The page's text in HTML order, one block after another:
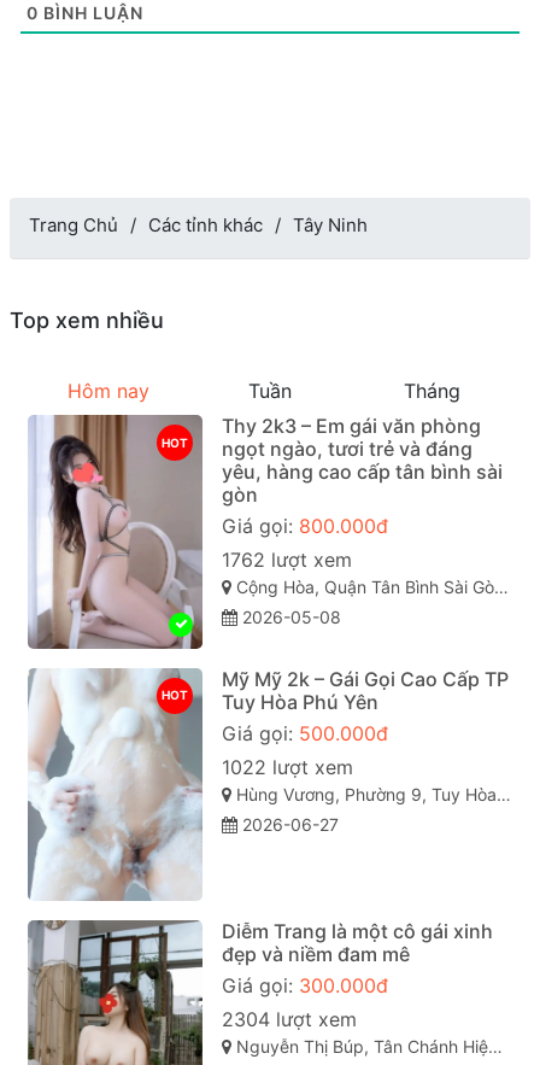
0 BÌNH LUẬN
Trang Chủ Các tỉnh khác Tây Ninh
Top xem nhiều
Hôm nay Tuần Tháng
HOT
Thy 2k3 – Em gái văn phòng
ngọt ngào, tươi trẻ và đáng
yêu, hàng cao cấp tân bình sài
gòn
Giá gọi: 800.000đ
1762 lượt xem
Cộng Hòa, Quận Tân Bình Sài Gòn ( TP. Hồ Chí Minh )
2026-05-08
HOT
Mỹ Mỹ 2k – Gái Gọi Cao Cấp TP
Tuy Hòa Phú Yên
Giá gọi: 500.000đ
1022 lượt xem
Hùng Vương, Phường 9, Tuy Hòa, Phú Yên
2026-06-27
Diễm Trang là một cô gái xinh
đẹp và niềm đam mê
Giá gọi: 300.000đ
2304 lượt xem
Nguyễn Thị Búp, Tân Chánh Hiệp, Quận 12, Thành phố Hồ Chí Minh